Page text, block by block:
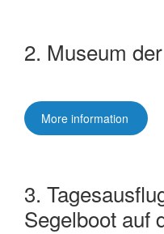
2. Museum
More information
3.
Segelboot auf